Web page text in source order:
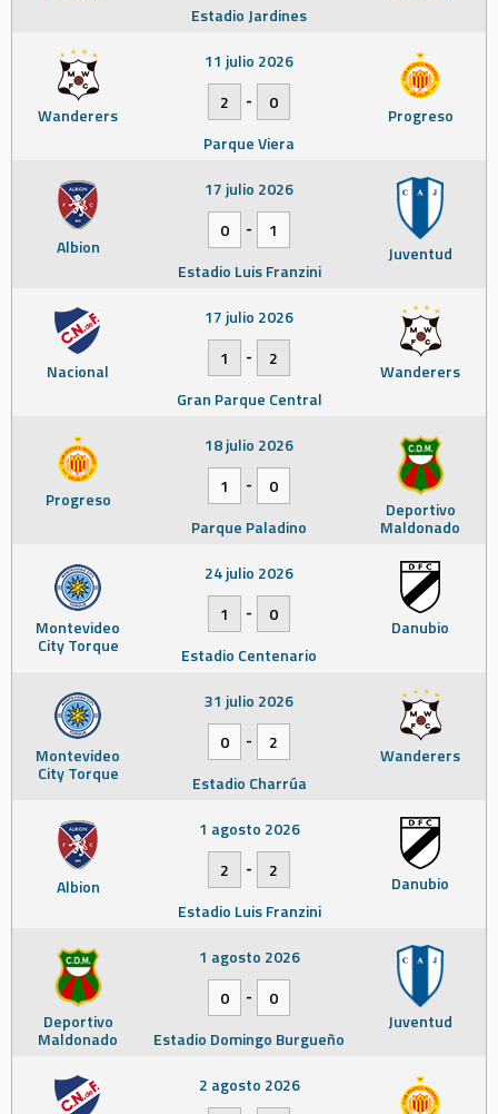
Estadio Jardines
Wanderers Progreso
11 julio 2026
2
-
0
Parque Viera
Albion Juventud
17 julio 2026
0
-
1
Estadio Luis Franzini
Nacional Wanderers
17 julio 2026
1
-
2
Gran Parque Central
Progreso Deportivo
Maldonado
18 julio 2026
1
-
0
Parque Paladino
Montevideo
City Torque
Danubio
24 julio 2026
1
-
0
Estadio Centenario
Montevideo
City Torque
Wanderers
31 julio 2026
0
-
2
Estadio Charrúa
Albion Danubio
1 agosto 2026
2
-
2
Estadio Luis Franzini
Deportivo
Maldonado
Juventud
1 agosto 2026
0
-
0
Estadio Domingo Burgueño
2 agosto 2026